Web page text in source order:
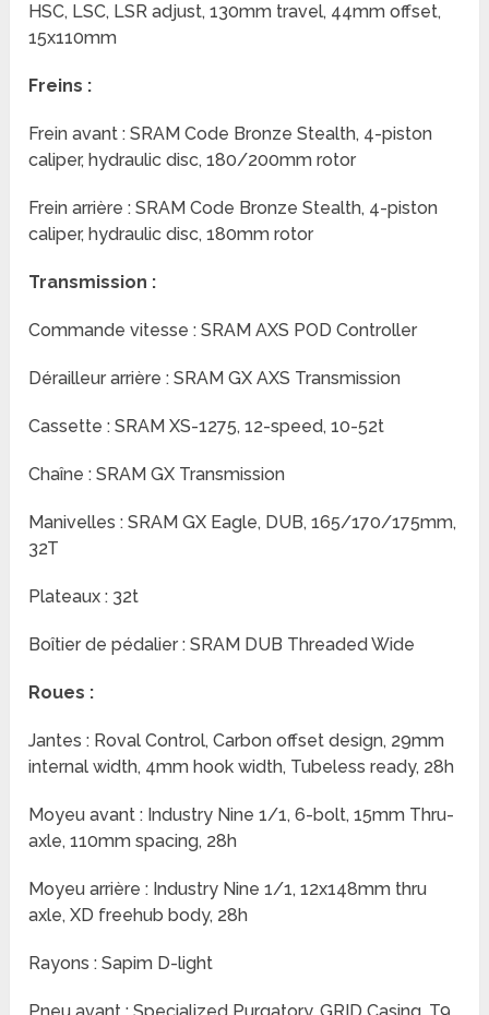
HSC, LSC, LSR adjust, 130mm travel, 44mm offset,
15x110mm
Freins :
Frein avant : SRAM Code Bronze Stealth, 4-piston
caliper, hydraulic disc, 180/200mm rotor
Frein arrière : SRAM Code Bronze Stealth, 4-piston
caliper, hydraulic disc, 180mm rotor
Transmission :
Commande vitesse : SRAM AXS POD Controller
Dérailleur arrière : SRAM GX AXS Transmission
Cassette : SRAM XS-1275, 12-speed, 10-52t
Chaîne : SRAM GX Transmission
Manivelles : SRAM GX Eagle, DUB, 165/170/175mm,
32T
Plateaux : 32t
Boîtier de pédalier : SRAM DUB Threaded Wide
Roues :
Jantes : Roval Control, Carbon offset design, 29mm
internal width, 4mm hook width, Tubeless ready, 28h
Moyeu avant : Industry Nine 1/1, 6-bolt, 15mm Thru-
axle, 110mm spacing, 28h
Moyeu arrière : Industry Nine 1/1, 12x148mm thru
axle, XD freehub body, 28h
Rayons : Sapim D-light